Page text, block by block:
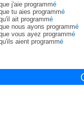
j'aie programmé
tu aies programmé
ait programmé
nous ayons programmé
vous ayez programmé
aient programmé